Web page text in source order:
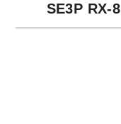
SE3P RX-8